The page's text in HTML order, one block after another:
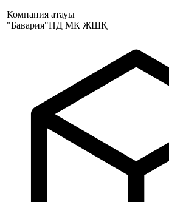
Компания атауы
"Бавария"ПД МК ЖШҚ